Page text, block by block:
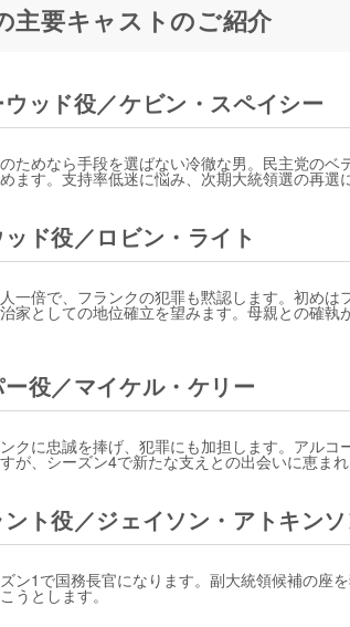
主要キャストのご紹介
ッド役／ケビン・スペイシー
ためなら手段を選ばない冷徹な男。民主党の
ます。支持率低迷に悩み、次期大統領選の再選
ド役／ロビン・ライト
一倍で、フランクの犯罪も黙認します。初めは
家としての地位確立を望みます。母親との確執
役／マイケル・ケリー
クに忠誠を捧げ、犯罪にも加担します。アルコ
が、シーズン4で新たな支えとの出会いに恵ま
ト役／ジェイソン・アトキン
ン1で国務長官になります。副大統領候補の座
うとします。